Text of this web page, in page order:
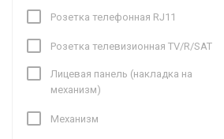
Розетка телефонная RJ11
Розетка телевизионная TV/R/SAT
Лицевая панель (накладка на
механизм)
Механизм